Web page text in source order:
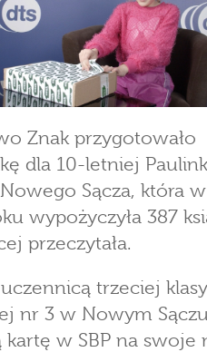
Znak przygotowało
dla 10-letniej
Sącza, która w
wypożyczyła 387
przeczytała.
trzeciej klasy
nr 3 w Nowym
kartę w SBP na swoje